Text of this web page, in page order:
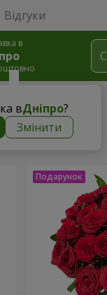
Відгуки
в
вДніпро?
Змінити